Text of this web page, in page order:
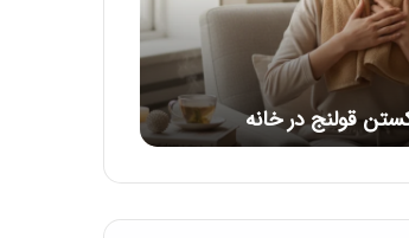
با
این
ماساژ
حواس‌جمع
شوید!
مرداد 6, 1404
ماساژ برای بهبود تمرکز ذهنی؛ با این
ماساژ حواس‌جمع شوید!